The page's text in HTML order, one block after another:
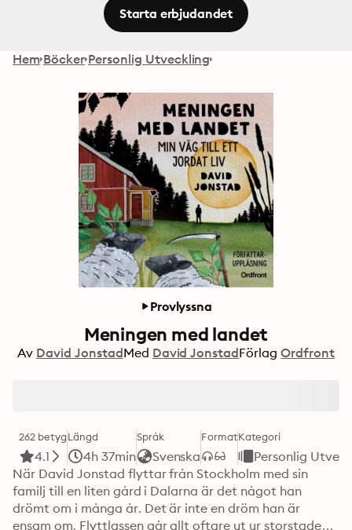
Starta erbjudandet
Hem Böcker Personlig Utveckling
Provlyssna
Meningen med landet
Av David JonstadMed David JonstadFörlag Ordfront
262 betyg
4.1
Längd
4h 37min
Språk
Svenska
FormatKategori
Personlig
När David Jonstad flyttar från Stockholm med sin
familj till en liten gård i Dalarna är det något han
drömt om i många år. Det är inte en dröm han är
ensam om. Flyttlassen går allt oftare ut ur storstaden